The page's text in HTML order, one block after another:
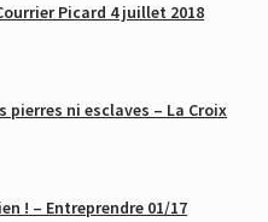
Picard 4 juillet 2018
pierres ni esclaves – La Croix
! – Entreprendre 01/17